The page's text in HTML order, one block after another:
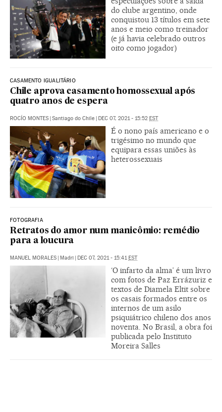
do clube argentino, onde
conquistou 13 títulos em sete
anos e meio como treinador
(e já havia celebrado outros
oito como jogador)
CASAMENTO IGUALITÁRIO
Chile aprova casamento homossexual após
quatro anos de espera
ROCÍO MONTES | Santiago do Chile | DEC 07, 2021 - 15:52 EST
É o nono país americano e o
trigésimo no mundo que
equipara essas uniões às
heterossexuais
FOTOGRAFIA
Retratos do amor num manicômio: remédio
para a loucura
MANUEL MORALES | Madri | DEC 07, 2021 - 15:41EST
‘O infarto da alma’ é um livro
com fotos de Paz Errázuriz e
textos de Diamela Eltit sobre
os casais formados entre os
internos de um asilo
psiquiátrico chileno dos anos
noventa. No Brasil, a obra foi
publicada pelo Instituto
Moreira Salles